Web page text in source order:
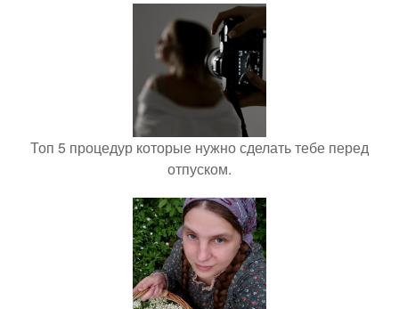
Топ 5 процедур которые нужно сделать тебе перед
отпуском.